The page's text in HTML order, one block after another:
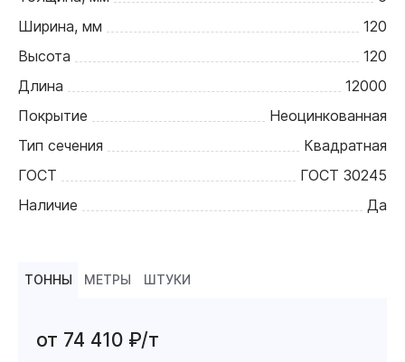
Ширина, мм
120
Высота
120
Длина
12000
Покрытие
Неоцинкованная
Тип сечения
Квадратная
ГОСТ
ГОСТ 30245
Наличие
Да
ТОННЫ МЕТРЫ ШТУКИ
от 74 410 ₽/т